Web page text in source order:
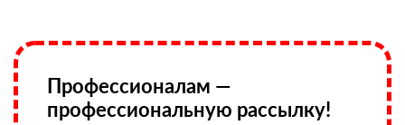
Профессионалам —
профессиональную рассылку!